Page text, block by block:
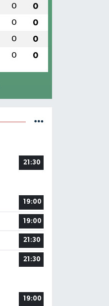
0 0
0 0
0 0
0 0
21:30
19:00
19:00
21:30
21:30
19:00